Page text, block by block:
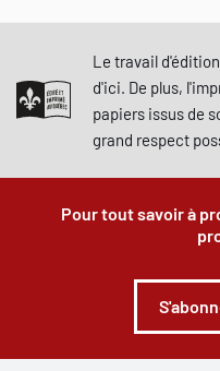
Le travail
d'ici. De plus,
papiers issus de
grand respect
Pour tout savoir à